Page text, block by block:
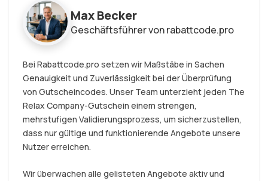
Max Becker
Geschäftsführer von rabattcode.pro
Bei Rabattcode.pro setzen wir Maßstäbe in Sachen
Genauigkeit und Zuverlässigkeit bei der Überprüfung
von Gutscheincodes. Unser Team unterzieht jeden The
Relax Company-Gutschein einem strengen,
mehrstufigen Validierungsprozess, um sicherzustellen,
dass nur gültige und funktionierende Angebote unsere
Nutzer erreichen.
Wir überwachen alle gelisteten Angebote aktiv und